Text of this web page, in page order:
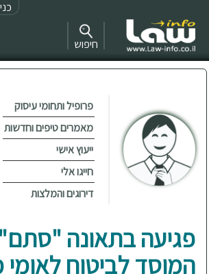
חיפוש
פרופיל ותחומי עיסוק
מאמרים טיפים וחדשות
ייעוץ אישי
חייגו אלי
דירוגים והמלצות
פגיעה בתאונה
המוסד לביטוח